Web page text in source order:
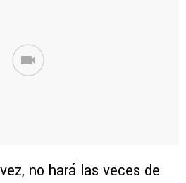
no hará las veces de